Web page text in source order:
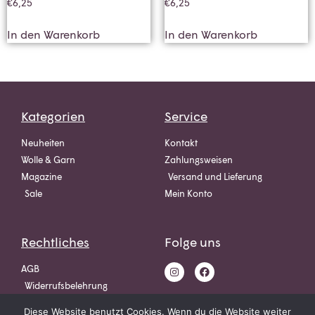
€6,25
In den Warenkorb
€6,25
In den Warenkorb
Kategorien
Neuheiten
Wolle & Garn
Magazine
Sale
Service
Kontakt
Zahlungsweisen
Versand und Lieferung
Mein Konto
Rechtliches
AGB
Widerrufsbelehrung
Folge uns
Diese Website benutzt Cookies. Wenn du die Website weiter